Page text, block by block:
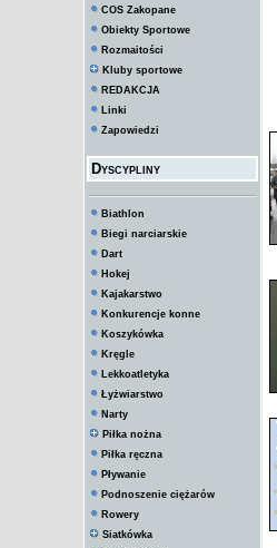
COS Zakopane
Obiekty Sportowe
Rozmaitości
Kluby sportowe
REDAKCJA
Linki
Zapowiedzi
Dyscypliny
Biathlon
Biegi narciarskie
Dart
Hokej
Kajakarstwo
Konkurencje konne
Koszykówka
Kręgle
Lekkoatletyka
Łyżwiarstwo
Narty
Piłka nożna
Piłka ręczna
Pływanie
Podnoszenie ciężarów
Rowery
Siatkówka